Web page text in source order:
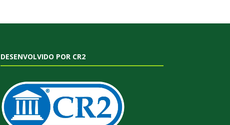
DESENVOLVIDO POR CR2